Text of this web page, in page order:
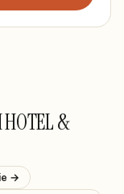
HOTEL &
→